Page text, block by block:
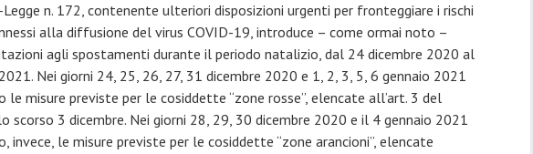
n. 172, contenente ulteriori disposizioni urgenti per fronteggiare i rischi
alla diffusione del virus COVID-19, introduce – come ormai noto –
agli spostamenti durante il periodo natalizio, dal 24 dicembre 2020 al
Nei giorni 24, 25, 26, 27, 31 dicembre 2020 e 1, 2, 3, 5, 6 gennaio 2021
le misure previste per le cosiddette “zone rosse”, elencate all’art. 3 del
scorso 3 dicembre. Nei giorni 28, 29, 30 dicembre 2020 e il 4 gennaio 2021
invece, le misure previste per le cosiddette “zone arancioni”, elencate